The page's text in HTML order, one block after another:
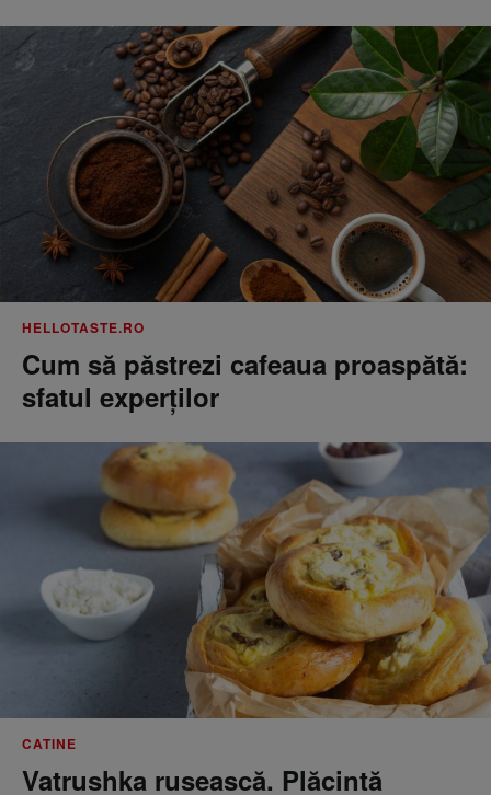
HELLOTASTE.RO
Cum să păstrezi cafeaua proaspătă:
sfatul experților
CATINE
Vatrushka rusească. Plăcintă